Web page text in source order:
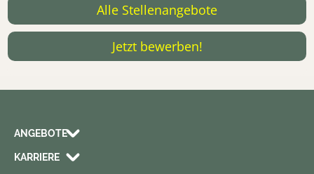
Alle Stellenangebote
Jetzt bewerben!
ANGEBOTE
KARRIERE